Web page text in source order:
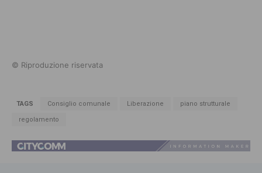
© Riproduzione riservata
TAGS Consiglio comunale Liberazione piano strutturale
regolamento